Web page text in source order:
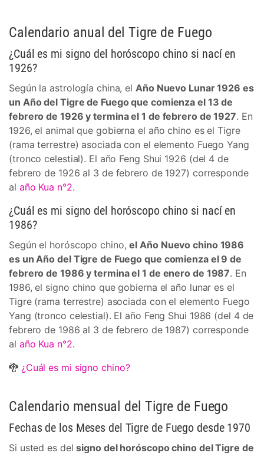
Calendario anual del Tigre de Fuego
¿Cuál es mi signo del horóscopo chino si nací en
1926?
Según la astrología china, el Año Nuevo Lunar 1926 es
un Año del Tigre de Fuego que comienza el 13 de
febrero de 1926 y termina el 1 de febrero de 1927. En
1926, el animal que gobierna el año chino es el Tigre
(rama terrestre) asociada con el elemento Fuego Yang
(tronco celestial). El año Feng Shui 1926 (del 4 de
febrero de 1926 al 3 de febrero de 1927) corresponde
al año Kua n°2.
¿Cuál es mi signo del horóscopo chino si nací en
1986?
Según el horóscopo chino,el Año Nuevo chino 1986
es un Año del Tigre de Fuego que comienza el 9 de
febrero de 1986 y termina el 1 de enero de 1987. En
1986, el signo chino que gobierna el año lunar es el
Tigre (rama terrestre) asociada con el elemento Fuego
Yang (tronco celestial). El año Feng Shui 1986 (del 4 de
febrero de 1986 al 3 de febrero de 1987) corresponde
al año Kua n°2.
🐉 ¿Cuál es mi signo chino?
Calendario mensual del Tigre de Fuego
Fechas de los Meses del Tigre de Fuego desde 1970
Si usted es delsigno del horóscopo chino del Tigre de